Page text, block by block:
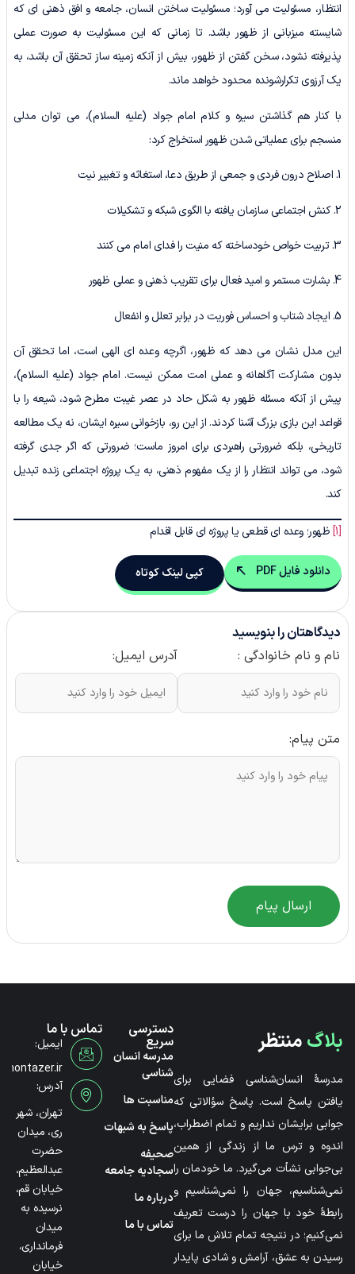
انتظار، مسئولیت می آورد؛ مسئولیت ساختن انسان، جامعه و افق ذهنی ای که
شایسته میزبانی از ظهور باشد. تا زمانی که این مسئولیت به صورت عملی
پذیرفته نشود، سخن گفتن از ظهور، بیش از آنکه زمینه ساز تحقق آن باشد، به
یک آرزوی تکرارشونده محدود خواهد ماند.
با کنار هم گذاشتن سیره و کلام امام جواد (علیه السلام)، می توان مدلی
منسجم برای عملیاتی شدن ظهور استخراج کرد:
1. اصلاح درون فردی و جمعی از طریق دعا، استغاثه و تغییر نیت
2. کنش اجتماعی سازمان یافته با الگوی شبکه و تشکیلات
3. تربیت خواص خودساخته که منیت را فدای امام می کنند
4. بشارت مستمر و امید فعال برای تقریب ذهنی و عملی ظهور
5. ایجاد شتاب و احساس فوریت در برابر تعلل و انفعال
این مدل نشان می دهد که ظهور، اگرچه وعده ای الهی است، اما تحقق آن
بدون مشارکت آگاهانه و عملی امت ممکن نیست. امام جواد (علیه السلام)،
پیش از آنکه مسئله ظهور به شکل حاد در عصر غیبت مطرح شود، شیعه را با
قواعد این بازی بزرگ آشنا کردند. از این رو، بازخوانی سیره ایشان، نه یک مطالعه
تاریخی، بلکه ضرورتی راهبردی برای امروز ماست؛ ضرورتی که اگر جدی گرفته
شود، می تواند انتظار را از یک مفهوم ذهنی، به یک پروژه اجتماعی زنده تبدیل
کند.
[1] ظهور؛ وعده ای قطعی یا پروژه ای قابل اقدام
دانلود فایل PDF کپی لینک کوتاه
دیدگاهتان را بنویسید
نام و نام خانوادگی :
آدرس ایمیل:
متن پیام:
ارسال پیام
بلاگمنتظر
مدرسۀ انسان‌شناسی فضایی برای
یافتن پاسخ است. پاسخ سؤالاتی که
جوابی برایشان نداریم و تمام اضطراب،
اندوه و ترس ما از زندگی از همین
بی‌جوابی نشأت می‌گیرد. ما خودمان را
نمی‌شناسیم، جهان را نمی‌شناسیم و
رابطۀ خود با جهان را درست تعریف
نمی‌کنیم؛ در نتیجه تمام تلاش ما برای
رسیدن به عشق، آرامش و شادی پایدار
دسترسی
سریع
مدرسه انسان
شناسی
مناسبت ها
پاسخ به شبهات
صحیفه
سجادیه جامعه
درباره ما
تماس با ما
تماس با ما
ایمیل:
آدرس:
تهران، شهر
ری، میدان
حضرت
عبدالعظیم،
خیابان قم،
نرسیده به
میدان
فرمانداری،
خیابان